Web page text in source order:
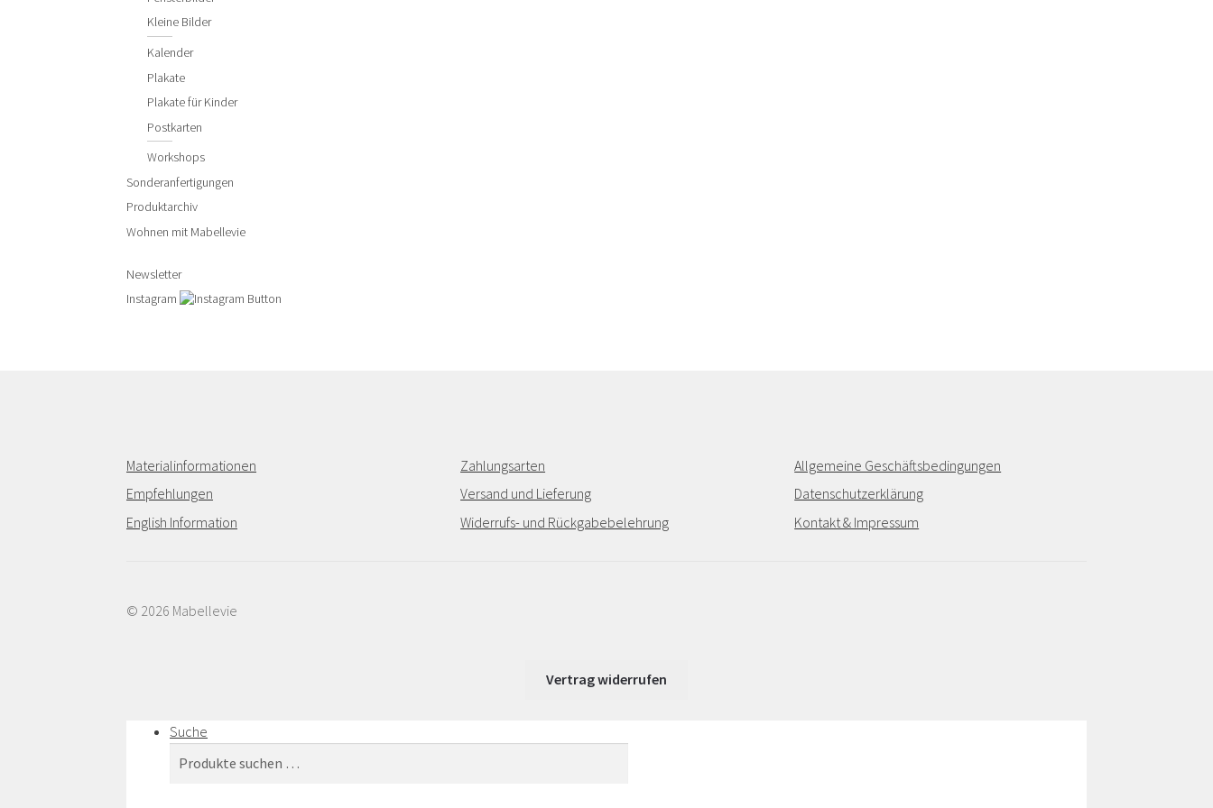
Kleine Bilder
Kalender
Plakate
Plakate für Kinder
Postkarten
Workshops
Sonderanfertigungen
Produktarchiv
Wohnen mit Mabellevie
Newsletter
Instagram
Materialinformationen
Empfehlungen
English Information
Zahlungsarten
Versand und Lieferung
Widerrufs- und Rückgabebelehrung
Allgemeine Geschäftsbedingungen
Datenschutzerklärung
Kontakt & Impressum
© 2026 Mabellevie
Vertrag widerrufen
Suche